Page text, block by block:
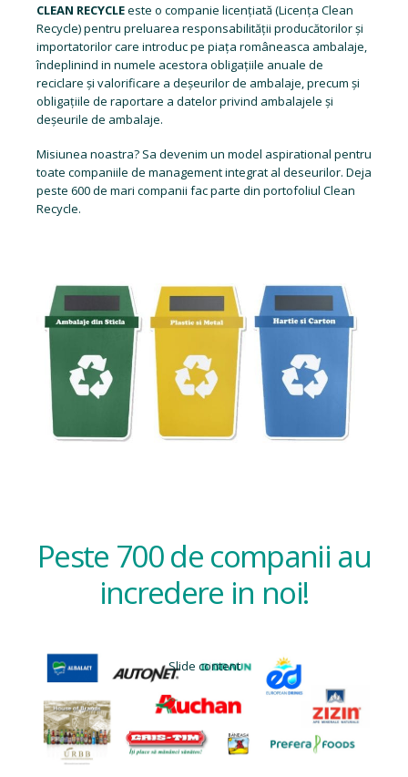
CLEAN RECYCLEeste o companie licențiată (Licența Clean
Recycle) pentru preluarea responsabilității producătorilor și
importatorilor care introduc pe piața româneasca ambalaje,
îndeplinind in numele acestora obligațiile anuale de
reciclare și valorificare a deșeurilor de ambalaje, precum și
obligațiile de raportare a datelor privind ambalajele și
deșeurile de ambalaje.
Misiunea noastra? Sa devenim un model aspirational pentru
toate companiile de management integrat al deseurilor. Deja
peste 600 de mari companii fac parte din portofoliul Clean
Recycle.
Peste 700 de companii au
incredere in noi!
Slide content